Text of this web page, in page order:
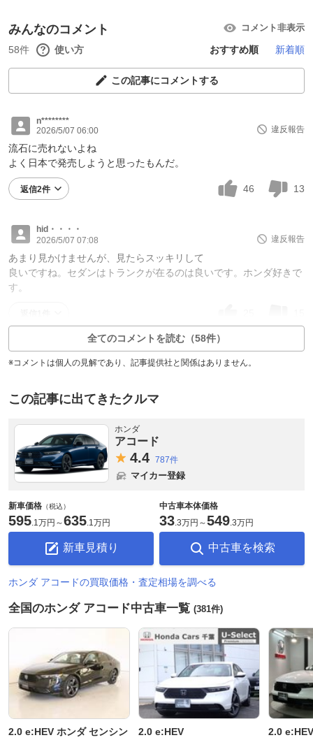
みんなのコメント コメント非表示
58件 使い方 おすすめ順 新着順
この記事にコメントする
n********
2026/5/07 06:00
違反報告
流石に売れないよね
よく日本で発売しようと思ったもんだ。
返信2件 46 13
hid・・・・
2026/5/07 07:08
違反報告
あまり見かけませんが、見たらスッキリして
良いですね。セダンはトランクが在るのは良いです。ホンダ好きで
す。
全てのコメントを読む（58件）
※コメントは個人の見解であり、記事提供社と関係はありません。
この記事に出てきたクルマ
ホンダ
アコード
4.4 787件
マイカー登録
新車価格 （税込）
595.1万円 ～635.1万円
新車見積り
中古車本体価格
33.3万円 ～549.3万円
中古車を検索
ホンダ アコードの買取価格・査定相場を調べる
全国のホンダ アコード中古車一覧 (381件)
2.0 e:HEV ホンダ センシン
2.0 e:HEV 2.0 e:HEV